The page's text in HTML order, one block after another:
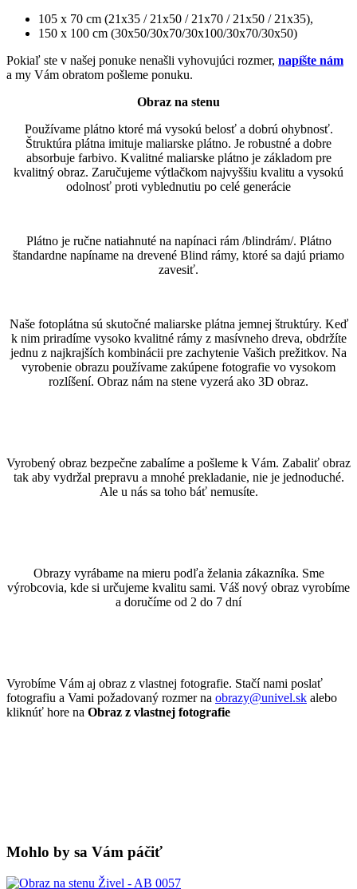
105 x 70 cm (21x35 / 21x50 / 21x70 / 21x50 / 21x35),
150 x 100 cm (30x50/30x70/30x100/30x70/30x50)
Pokiaľ ste v našej ponuke nenašli vyhovujúci rozmer, napíšte nám
a my Vám obratom pošleme ponuku.
Obraz na stenu
Používame plátno ktoré má vysokú belosť a dobrú ohybnosť.
Štruktúra plátna imituje maliarske plátno. Je robustné a dobre
absorbuje farbivo. Kvalitné maliarske plátno je základom pre
kvalitný obraz. Zaručujeme výtlačkom najvyššiu kvalitu a vysokú
odolnosť proti vyblednutiu po celé generácie
Plátno je ručne natiahnuté na napínaci rám /blindrám/. Plátno
štandardne napíname na drevené Blind rámy, ktoré sa dajú priamo
zavesiť.
Naše fotoplátna sú skutočné maliarske plátna jemnej štruktúry. Keď
k nim priradíme vysoko kvalitné rámy z masívneho dreva, obdržíte
jednu z najkrajších kombinácii pre zachytenie Vašich prežitkov. Na
vyrobenie obrazu používame zakúpene fotografie vo vysokom
rozlíšení. Obraz nám na stene vyzerá ako 3D obraz.
Vyrobený obraz bezpečne zabalíme a pošleme k Vám. Zabaliť obraz
tak aby vydržal prepravu a mnohé prekladanie, nie je jednoduché.
Ale u nás sa toho báť nemusíte.
Obrazy vyrábame na mieru podľa želania zákazníka. Sme
výrobcovia, kde si určujeme kvalitu sami. Váš nový obraz vyrobíme
a doručíme od 2 do 7 dní
Vyrobíme Vám aj obraz z vlastnej fotografie. Stačí nami poslať
fotografiu a Vami požadovaný rozmer na obrazy@univel.sk alebo
kliknúť hore na Obraz z vlastnej fotografie
Mohlo by sa Vám páčiť